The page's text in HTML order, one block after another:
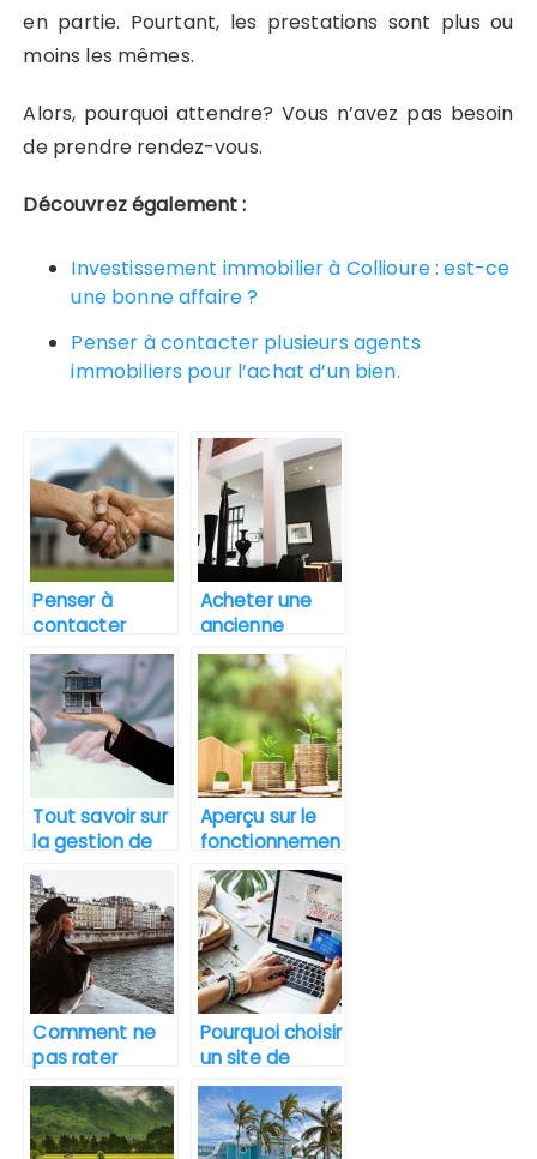
en partie. Pourtant, les prestations sont plus ou
moins les mêmes.
Alors, pourquoi attendre? Vous n’avez pas besoin
de prendre rendez-vous.
Découvrez également :
Investissement immobilier à Collioure : est-ce
une bonne affaire ?
Penser à contacter plusieurs agents
immobiliers pour l’achat d’un bien.
Penser à
contacter
plusieurs
agents
immobiliers
pour l’achat
d’un bien.
Acheter une
ancienne
construction:
Bonne ou
mauvaise
idée?
Tout savoir sur
la gestion de
gestion
immobilière
Aperçu sur le
fonctionnemen
t du marché
immobilier
Comment ne
pas rater
l’appartement
idéal en île de
France ?
Pourquoi choisir
un site de
vente en ligne
pour l’achat
d’une maison ?